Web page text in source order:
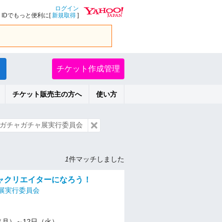
ログイン
IDでもっと便利に[新規取得 ]
チケット作成管理
チケット販売主の方へ 使い方
チャガチャ展実行委員会
1件マッチしました
クリエイターになろう！
実行委員会